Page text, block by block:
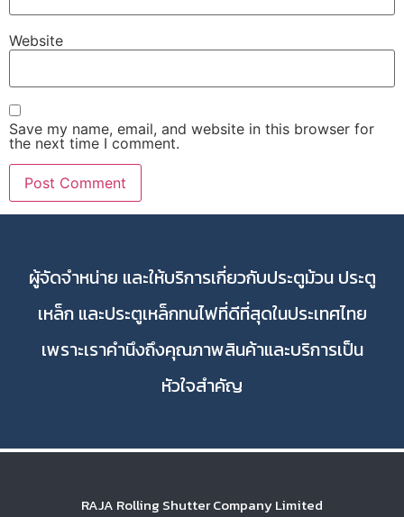
Website
Save my name, email, and website in this browser for
the next time I comment.
ผู้จัดจำหน่าย และให้บริการเกี่ยวกับประตูม้วน ประตู
เหล็ก และประตูเหล็กทนไฟที่ดีที่สุดในประเทศไทย
เพราะเราคำนึงถึงคุณภาพสินค้าและบริการเป็น
หัวใจสำคัญ
RAJA Rolling Shutter Company Limited